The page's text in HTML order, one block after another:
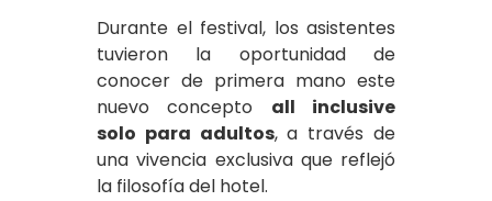
Durante el festival, los asistentes
tuvieron la oportunidad de
conocer de primera mano este
nuevo concepto all inclusive
solo para adultos, a través de
una vivencia exclusiva que reflejó
la filosofía del hotel.